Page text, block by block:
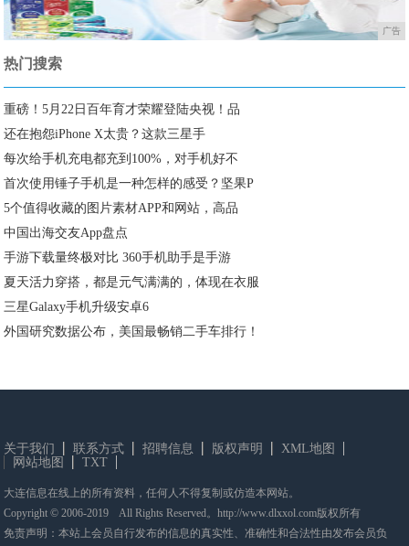
广告
热门搜索
重磅！5月22日百年育才荣耀登陆央视！品
还在抱怨iPhone X太贵？这款三星手
每次给手机充电都充到100%，对手机好不
首次使用锤子手机是一种怎样的感受？坚果P
5个值得收藏的图片素材APP和网站，高品
中国出海交友App盘点
手游下载量终极对比 360手机助手是手游
夏天活力穿搭，都是元气满满的，体现在衣服
三星Galaxy手机升级安卓6
外国研究数据公布，美国最畅销二手车排行！
关于我们 联系方式 招聘信息 版权声明
XML地图
网站地图
TXT
大连信息在线上的所有资料，任何人不得复制或仿造本网站。
Copyright © 2006-2019 All Rights Reserved。http://www.dlxxol.com版权所有
免责声明：本站上会员自行发布的信息的真实性、准确性和合法性由发布会员负